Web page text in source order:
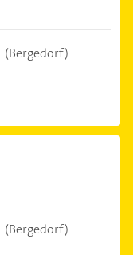
(Bergedorf)
(Bergedorf)